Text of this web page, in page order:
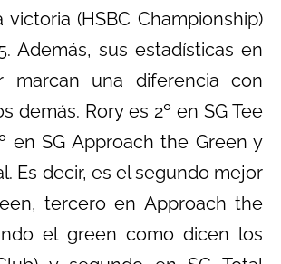
(HSBC Championship)
Además, sus estadísticas en
marcan una diferencia con
demás. Rory es 2º en SG Tee
en SG Approach the Green y
Es decir, es el segundo mejor
tercero en Approach the
el green como dicen los